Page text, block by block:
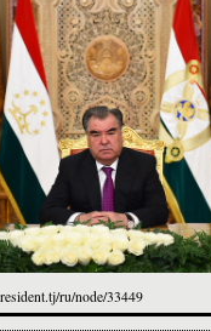
ru/node/33449